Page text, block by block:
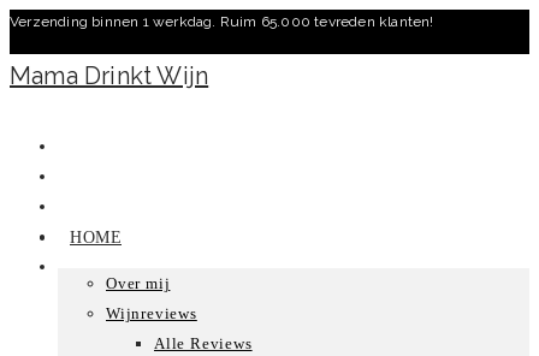
Ga
naar
inhoud
Verzending binnen 1 werkdag. Ruim 65.000 tevreden klanten!
Mama Drinkt Wijn
HOME
Over mij
Wijnreviews
Alle Reviews